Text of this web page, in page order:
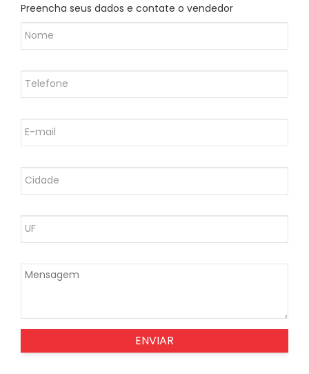
Preencha seus dados e contate o vendedor
ENVIAR